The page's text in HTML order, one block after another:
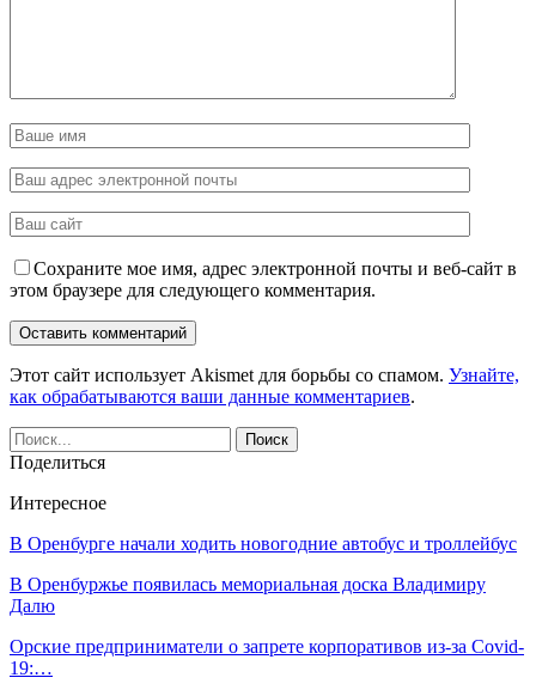
Сохраните мое имя, адрес электронной почты и веб-сайт в
этом браузере для следующего комментария.
Этот сайт использует Akismet для борьбы со спамом. Узнайте,
как обрабатываются ваши данные комментариев.
Поделиться
Интересное
В Оренбурге начали ходить новогодние автобус и троллейбус
В Оренбуржье появилась мемориальная доска Владимиру
Далю
Орские предприниматели о запрете корпоративов из-за Covid-
19:…